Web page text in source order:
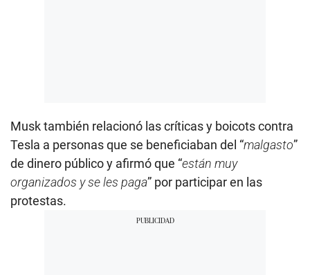
Musk también relacionó las críticas y boicots contra
Tesla a personas que se beneficiaban del “malgasto”
de dinero público y afirmó que “están muy
organizados y se les paga” por participar en las
protestas.